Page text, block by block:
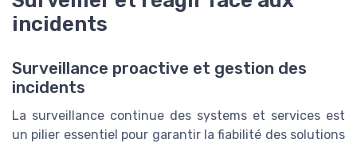
incidents
Surveillance proactive et gestion des
incidents
La surveillance continue des systems et services est
un pilier essentiel pour garantir la fiabilité des solutions